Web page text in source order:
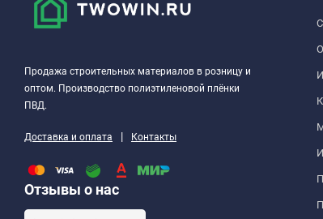
Продажа строительных материалов в розницу и
оптом. Производство полиэтиленовой плёнки
ПВД.
Доставка и оплата | Контакты
Отзывы о нас